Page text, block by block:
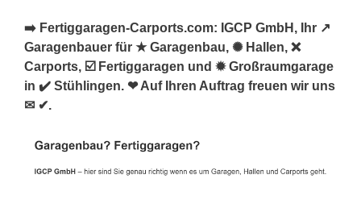
➡️ Fertiggaragen-Carports.com: IGCP GmbH, Ihr ↗️
Garagenbauer für ★ Garagenbau, ✺ Hallen, ❌
Carports, ☑️ Fertiggaragen und ✹ Großraumgarage
in ✔️ Stühlingen. ❤ Auf Ihren Auftrag freuen wir uns
✉ ✔.